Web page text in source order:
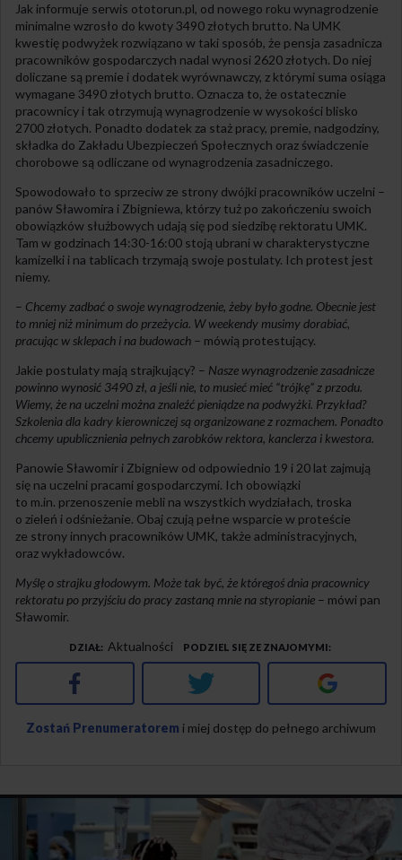
Jak informuje serwis ototorun.pl, od nowego roku wynagrodzenie
minimalne wzrosło do kwoty 3490 złotych brutto. Na UMK
kwestię podwyżek rozwiązano w taki sposób, że pensja zasadnicza
pracowników gospodarczych nadal wynosi 2620 złotych. Do niej
doliczane są premie i dodatek wyrównawczy, z którymi suma osiąga
wymagane 3490 złotych brutto. Oznacza to, że ostatecznie
pracownicy i tak otrzymują wynagrodzenie w wysokości blisko
2700 złotych. Ponadto dodatek za staż pracy, premie, nadgodziny,
składka do Zakładu Ubezpieczeń Społecznych oraz świadczenie
chorobowe są odliczane od wynagrodzenia zasadniczego.
Spowodowało to sprzeciw ze strony dwójki pracowników uczelni –
panów Sławomira i Zbigniewa, którzy tuż po zakończeniu swoich
obowiązków służbowych udają się pod siedzibę rektoratu UMK.
Tam w godzinach 14:30-16:00 stoją ubrani w charakterystyczne
kamizelki i na tablicach trzymają swoje postulaty. Ich protest jest
niemy.
– Chcemy zadbać o swoje wynagrodzenie, żeby było godne. Obecnie jest
to mniej niż minimum do przeżycia. W weekendy musimy dorabiać,
pracując w sklepach i na budowach – mówią protestujący.
Jakie postulaty mają strajkujący? – Nasze wynagrodzenie zasadnicze
powinno wynosić 3490 zł, a jeśli nie, to musieć mieć “trójkę” z przodu.
Wiemy, że na uczelni można znaleźć pieniądze na podwyżki. Przykład?
Szkolenia dla kadry kierowniczej są organizowane z rozmachem. Ponadto
chcemy upublicznienia pełnych zarobków rektora, kanclerza i kwestora.
Panowie Sławomir i Zbigniew od odpowiednio 19 i 20 lat zajmują
się na uczelni pracami gospodarczymi. Ich obowiązki
to m.in. przenoszenie mebli na wszystkich wydziałach, troska
o zieleń i odśnieżanie. Obaj czują pełne wsparcie w proteście
ze strony innych pracowników UMK, także administracyjnych,
oraz wykładowców.
Myślę o strajku głodowym. Może tak być, że któregoś dnia pracownicy
rektoratu po przyjściu do pracy zastaną mnie na styropianie – mówi pan
Sławomir.
DZIAŁ Aktualności PODZIEL SIĘ ZE ZNAJOMYMI
Facebook Twitter Google+
Zostań Prenumeratorem i miej dostęp do pełnego archiwum